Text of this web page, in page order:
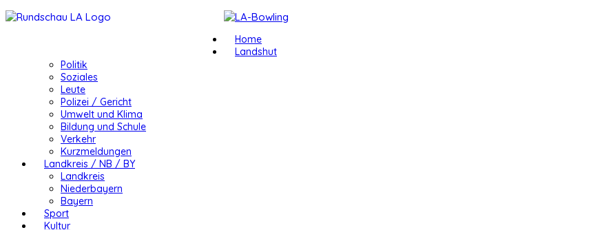
Home
Landshut
Politik
Soziales
Leute
Polizei / Gericht
Umwelt und Klima
Bildung und Schule
Verkehr
Kurzmeldungen
Landkreis / NB / BY
Landkreis
Niederbayern
Bayern
Sport
Kultur